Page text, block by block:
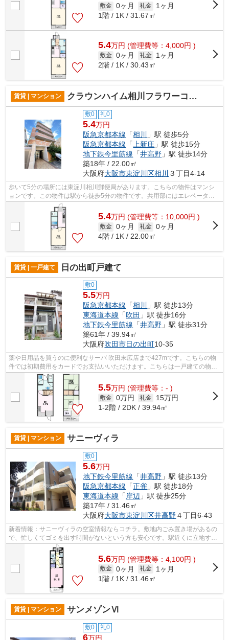
敷金 0ヶ月 礼金
1ヶ月
1階 / 1K / 31.67㎡
5.4万円 (管理費等：4,000円 )
敷金 0ヶ月 礼金
1ヶ月
2階 / 1K / 30.43㎡
賃貸 | マンション クラウンハイム相川フラワーコート
敷0 礼0
5.4万円
阪急京都本線 「相川
」駅 徒歩5分
阪急京都本線 「 上新庄 」駅 徒歩15分
地下鉄今里筋線 「井高野 」駅 徒歩14分
築18年 / 22.00㎡
大阪府大阪市東淀川区相川 ３丁目4-14
歩いて5分の場所には東淀川相川郵便局があります。こちらの物件はマンシ
ョンです。この物件は駅から徒歩5分の物件です。共用部にはエレベータ・
敷地内ごみ置き場などが備わっておりと...
5.4万円 (管理費等：10,000円 )
敷金 0ヶ月 礼金 0ヶ月
4階 / 1K / 22.00㎡
賃貸 | 一戸建て 日の出町戸建て
敷0
5.5万円
阪急京都本線 「相川
」駅 徒歩13分
東海道本線 「吹田 」駅 徒歩16分
地下鉄今里筋線 「井高野 」駅 徒歩31分
築61年 / 39.94㎡
大阪府吹田市日の出町10-35
薬や日用品を買うのに便利なサーバ 吹田末広店まで427mです。こちらの物
件では初期費用をカードでお支払いいただけます。こちらは一戸建ての物件
です。2駅利用可能な物件で目的地に応...
5.5万円 (管理費等：- )
敷金 0万円 礼金
15万円
1-2階 / 2DK / 39.94㎡
賃貸 | マンション サニーヴィラ
敷0
5.6万円
地下鉄今里筋線 「井高野 」駅 徒歩13分
阪急京都本線 「正雀 」駅 徒歩18分
東海道本線 「岸辺 」駅 徒歩25分
築17年 / 31.46㎡
大阪府大阪市東淀川区井高野４丁目6-43
新着情報：サニーヴィラの空室情報ならコチラ。敷地内ごみ置き場があるの
で、忙しくてゴミを出す時間がないという方も安心です。駅近くに立地する
物件で、徒歩13分程でアクセスできま...
5.6万円 (管理費等：4,100円 )
敷金 0ヶ月 礼金
1ヶ月
1階 / 1K / 31.46㎡
賃貸 | マンション サンメゾンⅥ
敷0 礼0
6万円